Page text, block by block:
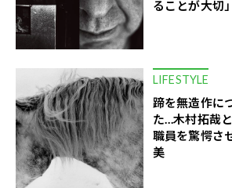
ることが大切」
LIFESTYLE
蹄を無造作に
た…木村拓哉
職員を驚愕さ
美